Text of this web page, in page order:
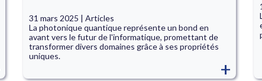
31 mars 2025 | Articles
La photonique quantique représente un bond en
avant vers le futur de l'informatique, promettant de
transformer divers domaines grâce à ses propriétés
uniques.
+